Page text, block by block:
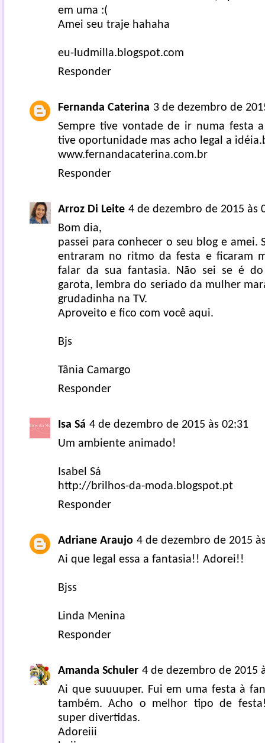
em uma :(
Amei seu traje hahaha
eu-ludmilla.blogspot.com
Responder
Fernanda Caterina 3 de dezembro de
Sempre tive vontade de ir numa festa
tive oportunidade mas acho legal a
www.fernandacaterina.com.br
Responder
Arroz Di Leite 4 de dezembro de 2015 às
Bom dia,
passei para conhecer o seu blog e amei.
entraram no ritmo da festa e ficaram
falar da sua fantasia. Não sei se é
garota, lembra do seriado da mulher
grudadinha na TV.
Aproveito e fico com você aqui.
Bjs
Tânia Camargo
Responder
Isa Sá 4 de dezembro de 2015 às 02:31
Um ambiente animado!
Isabel Sá
http://brilhos-da-moda.blogspot.pt
Responder
Adriane Araujo 4 de dezembro de 2015
Ai que legal essa a fantasia!! Adorei!!
Bjss
Linda Menina
Responder
Amanda Schuler 4 de dezembro de 2015
Ai que suuuuper. Fui em uma festa à
também. Acho o melhor tipo de
super divertidas.
Adoreiii